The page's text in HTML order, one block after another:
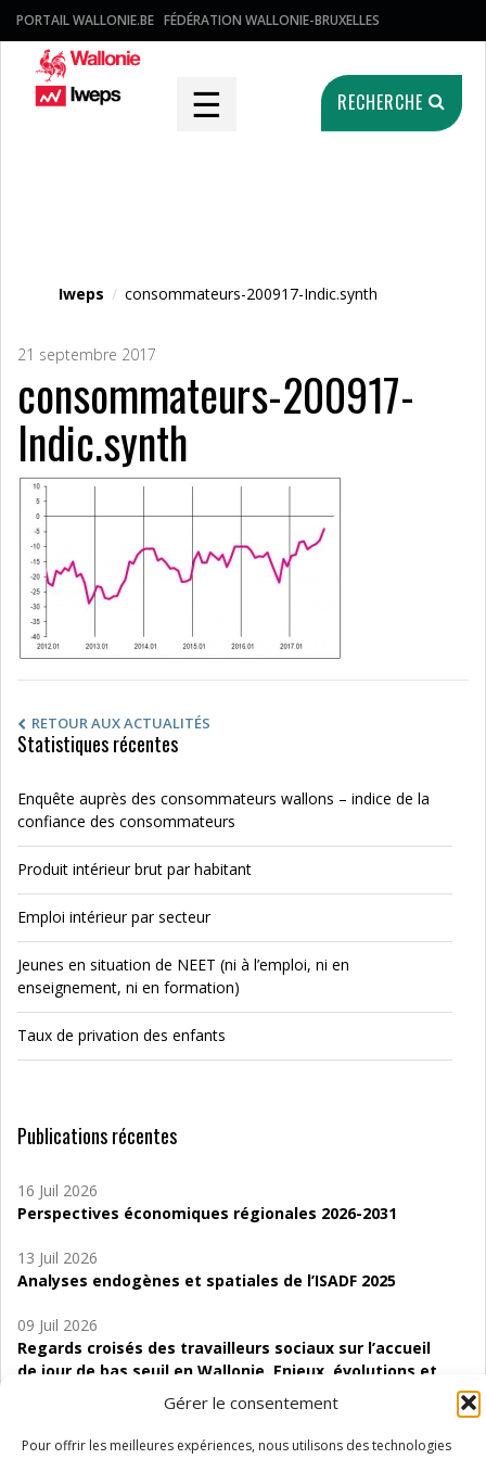
Gérer le consentement
Pour offrir les meilleures expériences, nous utilisons des technologies
PORTAIL WALLONIE.BE FÉDÉRATION WALLONIE-BRUXELLES
☰ RECHERCHE
Iweps / consommateurs-200917-Indic.synth
21 septembre 2017
consommateurs-200917-
Indic.synth
RETOUR AUX ACTUALITÉS
Statistiques récentes
Enquête auprès des consommateurs wallons – indice de la
confiance des consommateurs
Produit intérieur brut par habitant
Emploi intérieur par secteur
Jeunes en situation de NEET (ni à l’emploi, ni en
enseignement, ni en formation)
Taux de privation des enfants
Publications récentes
16 Juil 2026
Perspectives économiques régionales 2026-2031
13 Juil 2026
Analyses endogènes et spatiales de l’ISADF 2025
09 Juil 2026
Regards croisés des travailleurs sociaux sur l’accueil
de jour de bas seuil en Wallonie. Enjeux, évolutions et
06 Juil 2026